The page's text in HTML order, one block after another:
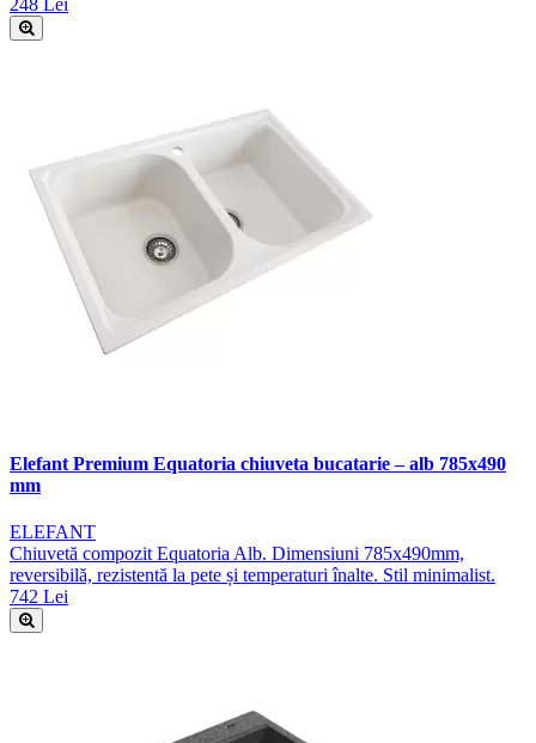
Elefant Premium Equatoria chiuveta bucatarie – alb 785x490
mm
ELEFANT
Chiuvetă compozit Equatoria Alb. Dimensiuni 785x490mm,
reversibilă, rezistentă la pete și temperaturi înalte. Stil minimalist.
742 Lei